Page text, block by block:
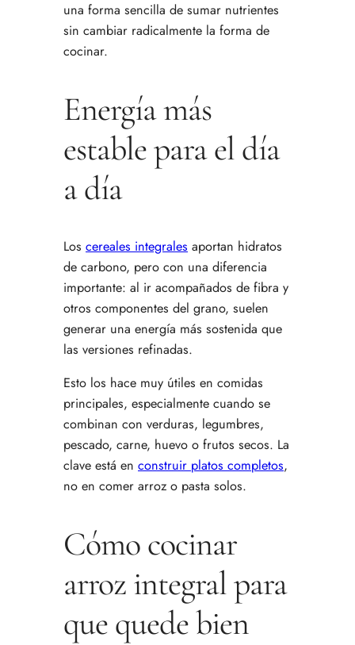
una forma sencilla de sumar nutrientes
sin cambiar radicalmente la forma de
cocinar.
Energía más
estable para el día
a día
Los cereales integrales aportan hidratos
de carbono, pero con una diferencia
importante: al ir acompañados de fibra y
otros componentes del grano, suelen
generar una energía más sostenida que
las versiones refinadas.
Esto los hace muy útiles en comidas
principales, especialmente cuando se
combinan con verduras, legumbres,
pescado, carne, huevo o frutos secos. La
clave está en construir platos completos,
no en comer arroz o pasta solos.
Cómo cocinar
arroz integral para
que quede bien